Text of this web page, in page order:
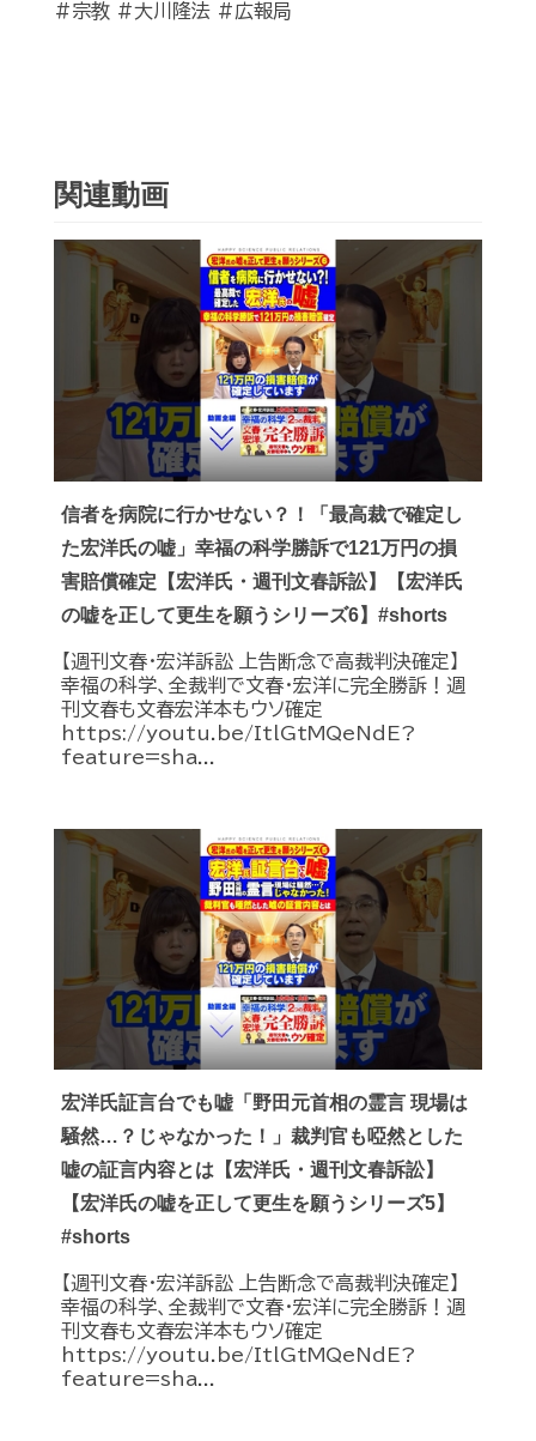
#宗教 #大川隆法 #広報局
関連動画
信者を病院に行かせない？！「最高裁で確定し
た宏洋氏の嘘」幸福の科学勝訴で121万円の損
害賠償確定【宏洋氏・週刊文春訴訟】【宏洋氏
の嘘を正して更生を願うシリーズ6】#shorts
【週刊文春・宏洋訴訟 上告断念で高裁判決確定】
幸福の科学、全裁判で文春・宏洋に完全勝訴！週
刊文春も文春宏洋本もウソ確定
https://youtu.be/ItlGtMQeNdE?
feature=sha...
宏洋氏証言台でも嘘「野田元首相の霊言 現場は
騒然…？じゃなかった！」裁判官も啞然とした
嘘の証言内容とは【宏洋氏・週刊文春訴訟】
【宏洋氏の嘘を正して更生を願うシリーズ5】
#shorts
【週刊文春・宏洋訴訟 上告断念で高裁判決確定】
幸福の科学、全裁判で文春・宏洋に完全勝訴！週
刊文春も文春宏洋本もウソ確定
https://youtu.be/ItlGtMQeNdE?
feature=sha...